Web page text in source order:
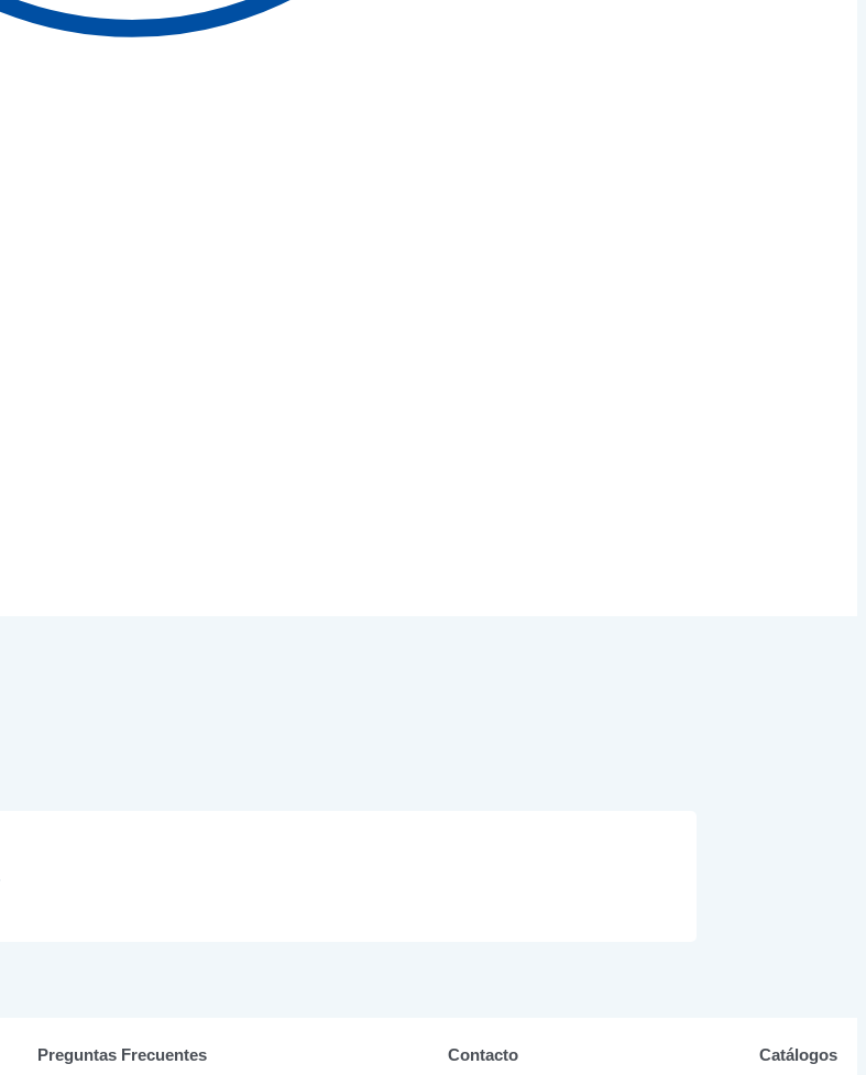
Preguntas Frecuentes Contacto Catálogos